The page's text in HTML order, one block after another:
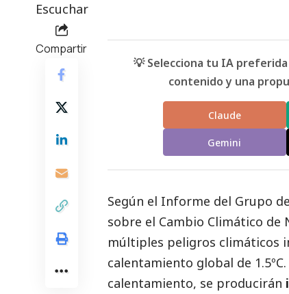
Escuchar
Compartir
💡 Selecciona tu IA
contenido y una
Claude
Gemini
Según el Informe del Grupo
sobre el Cambio Climático de
múltiples peligros climáticos
calentamiento global de
calentamiento, se producirán